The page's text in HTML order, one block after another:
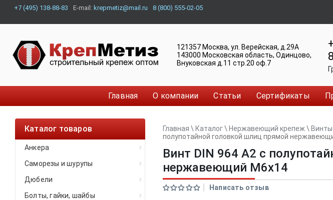
+7 (495) 138-88-83 E-mail: krepmetiz@mail.ru 8 (800) 555-02-05
121357 Москва, ул. Верейская, д.29А
143000 Московская область, Одинцово,
Внуковская д.11 стр.20 оф.7
Главная О компании Статьи Сертификаты
Каталог товаров
Анкера
Саморезы и шурупы
Дюбели
Болты, гайки, шайбы
Главная \ Каталог\ Нержавеющий крепеж \
полупотайной головкой шлиц прямой
Винт DIN 964 А2 с
нержавеющий M6x14
Написать отзыв